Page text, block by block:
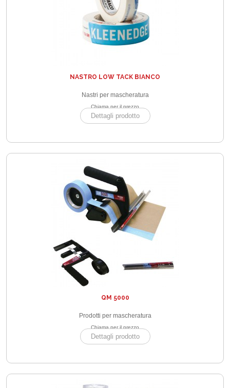
NASTRO LOW TACK BIANCO
Nastri per mascheratura
Chiama per il prezzo
Dettagli prodotto
QM 5000
Prodotti per mascheratura
Chiama per il prezzo
Dettagli prodotto